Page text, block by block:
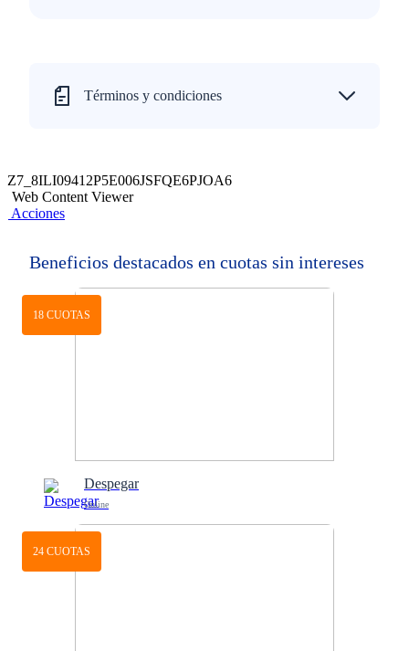
Términos y condiciones
Z7_8ILI09412P5E006JSFQE6PJOA6
Web Content Viewer
Acciones
Beneficios destacados en cuotas sin intereses
18 CUOTAS
Despegar
Online
24 CUOTAS